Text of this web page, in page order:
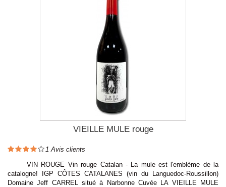
VIEILLE MULE rouge
1 Avis clients
VIN ROUGE Vin rouge Catalan - La mule est l'emblème de la
catalogne! IGP CÔTES CATALANES (vin du Languedoc-Roussillon)
Domaine Jeff CARREL situé à Narbonne Cuvée LA VIEILLE MULE